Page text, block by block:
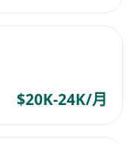
$20K-24K/月